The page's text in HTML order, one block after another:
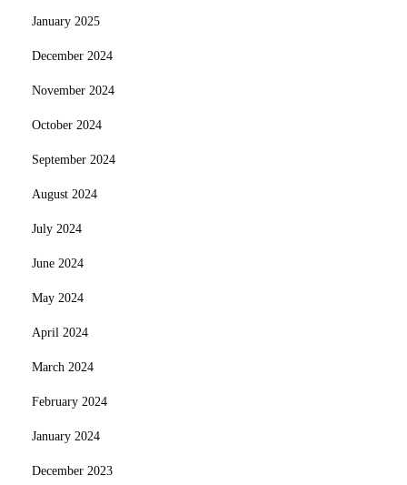
January 2025
December 2024
November 2024
October 2024
September 2024
August 2024
July 2024
June 2024
May 2024
April 2024
March 2024
February 2024
January 2024
December 2023